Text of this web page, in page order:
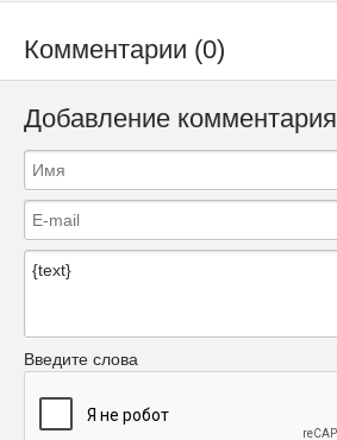
Комментарии (0)
Добавление комментария
Введите слова